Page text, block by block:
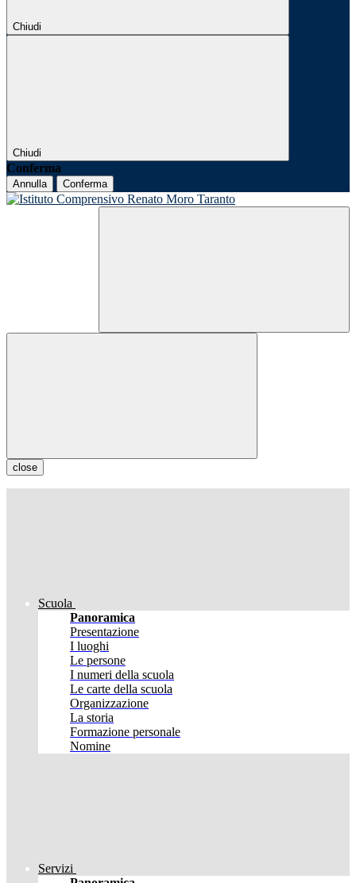
Chiudi
Chiudi
Conferma
Annulla Conferma
close
Scuola
Panoramica
Presentazione
I luoghi
Le persone
I numeri della scuola
Le carte della scuola
Organizzazione
La storia
Formazione personale
Nomine
Servizi